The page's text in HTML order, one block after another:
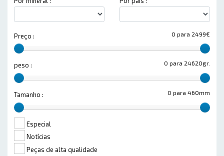
0 para 2499€
Preço :
0 para 24620gr.
peso :
0 para 460mm
Tamanho :
Especial
Notícias
Peças de alta qualidade